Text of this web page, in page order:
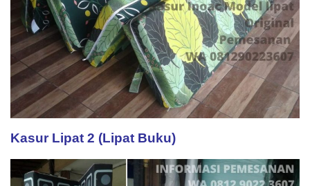
Kasur Lipat 2 (Lipat Buku)